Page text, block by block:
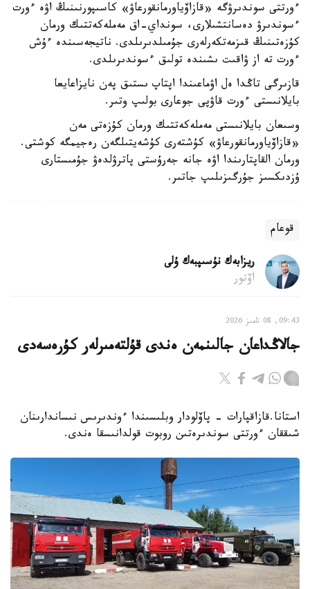
ءورتتى سوندىرۋگە «قازاۆياورمانقورعاۋ» كاسىپورنىنىڭ اۋە ءورت
ءسوندىرۋ دەسانتشىلارى، سونداي-اق مەملەكەتتىك ورمان
كۇزەتىنىڭ قىزمەتكەرلەرى جۇمىلدىرىلدى. ناتيجەسىندە ءۇش
ءورت تە از ۋاقىت ىشىندە تولىق ءسوندىرىلدى.
قازىرگى تاڭدا ەل اۋماعىندا اپتاپ ىستىق پەن نايزاعايعا
بايلانىستى ءورت قاۋپى جوعارى بولىپ وتىر.
وسىعان بايلانىستى مەملەكەتتىك ورمان كۇزەتى مەن
«قازاۆياورمانقورعاۋ» كۇشتەرى كۇشەيتىلگەن رەجيمگە كوشتى.
ورمان القاپتارىندا اۋە جانە جەرۇستى پاترۋلدەۋ جۇمىستارى
ۇزدىكسىز جۇرگىزىلىپ جاتىر.
قوعام
ريزابەك نۇسىپبەك ۇلى
اۆتور
09:43, 08 تامىز 2026
جالاڭداعان جالىنمەن ەندى قۇلتەمىرلەر كۇرەسەدى
استانا.قازاقپارات - پاۆلودار وبلىسىندا ءوندىرىس نىساندارىنان
شىققان ءورتتى سوندىرەتىن روبوت قولدانىسقا ەندى.